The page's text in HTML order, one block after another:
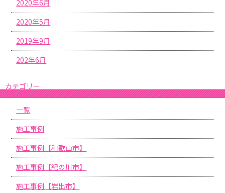
2020年6月
2020年5月
2019年9月
202年6月
カテゴリー
一覧
施工事例
施工事例【和歌山市】
施工事例【紀の川市】
施工事例【岩出市】